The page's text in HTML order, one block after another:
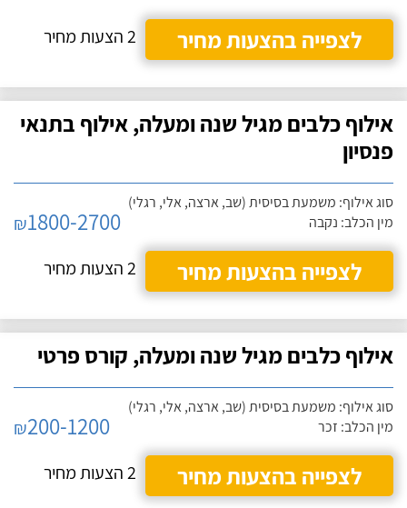
לצפייה בהצעות מחיר
2 הצעות מחיר
אילוף כלבים מגיל שנה ומעלה, אילוף בתנאי
פנסיון
סוג אילוף: משמעת בסיסית (שב, ארצה, אלי, רגלי)
מין הכלב: נקבה
₪1800-2700
לצפייה בהצעות מחיר
2 הצעות מחיר
אילוף כלבים מגיל שנה ומעלה, קורס פרטי
סוג אילוף: משמעת בסיסית (שב, ארצה, אלי, רגלי)
מין הכלב: זכר
₪200-1200
לצפייה בהצעות מחיר
2 הצעות מחיר